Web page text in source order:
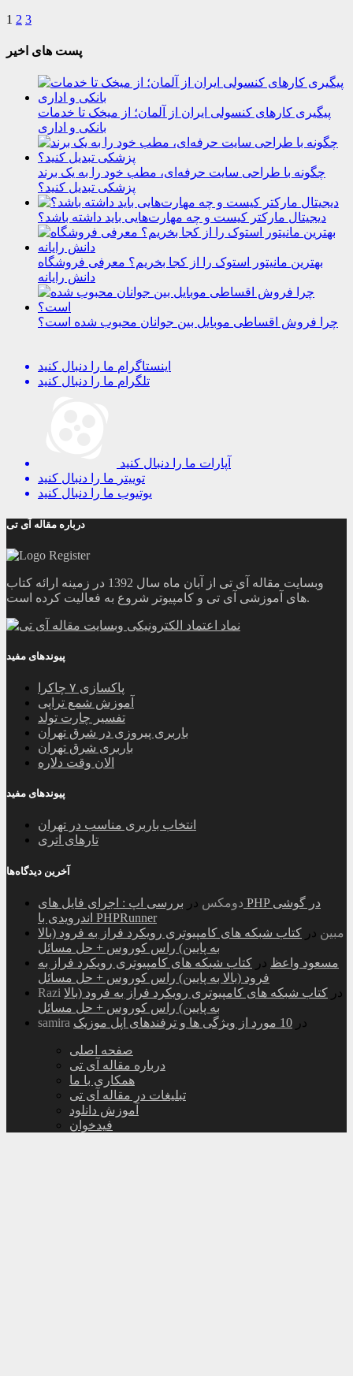
1 2 3
پست های اخیر
پیگیری کارهای کنسولی ایران از آلمان؛ از میخک تا خدمات
بانکی و اداری
چگونه با طراحی سایت حرفه‌ای، مطب خود را به یک برند
پزشکی تبدیل کنید؟
دیجیتال مارکتر کیست و چه مهارت‌هایی باید داشته باشد؟
بهترین مانیتور استوک را از کجا بخریم؟ معرفی فروشگاه
دانش رایانه
چرا فروش اقساطی موبایل بین جوانان محبوب شده است؟
اینستاگرام ما را دنبال کنید
تلگرام ما را دنبال کنید
آپارات ما را دنبال کنید
توییتر ما را دنبال کنید
یوتیوب ما را دنبال کنید
درباره مقاله آی تی
وبسایت مقاله آی تی از آبان ماه سال 1392 در زمینه ارائه کتاب
های آموزشی آی تی و کامپیوتر شروع به فعالیت کرده است.
پیوندهای مفید
پاکسازی ۷ چاکرا
آموزش شمع تراپی
تفسیر چارت تولد
باربری پیروزی در شرق تهران
باربری شرق تهران
الان وقت دلاره
پیوندهای مفید
انتخاب باربری مناسب در تهران
تارهای اتری
آخرین دیدگاه‌ها
دومکس در بررسی اپ : اجرای فایل های PHP در گوشی
اندرویدی با PHPRunner
مبین در کتاب شبکه های کامپیوتری رویکرد فراز به فرود (بالا
به پایین) راس کوروس + حل مسائل
مسعود واعظ در کتاب شبکه های کامپیوتری رویکرد فراز به
فرود (بالا به پایین) راس کوروس + حل مسائل
Razi
در کتاب شبکه های کامپیوتری رویکرد فراز به فرود (بالا
به پایین) راس کوروس + حل مسائل
samira
در 10 مورد از ویژگی ها و ترفندهای اپل موزیک
صفحه اصلی
درباره مقاله آی تی
همکاری با ما
تبلیغات در مقاله آی تی
آموزش دانلود
فیدخوان